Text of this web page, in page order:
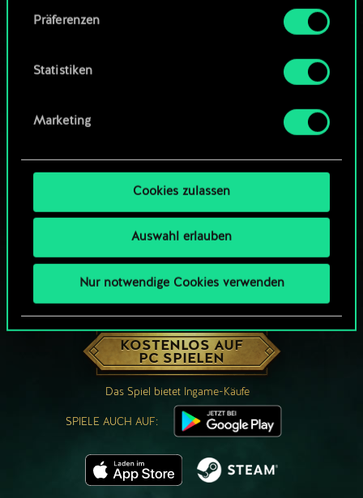
Alle Details zu unserer Nutzung von Cookies
findest du unten im Menü „Einstellungen“, wo
um das Thema Cookies ändern kannst.
Präferenzen
Statistiken
Marketing
Cookies zulassen
Auswahl erlauben
Nur notwendige Cookies verwenden
WIE WÄR’S MIT EINER RUNDE GWENT?
KOSTENLOS AUF
PC SPIELEN
Das Spiel bietet Ingame-Käufe
SPIELE AUCH AUF: